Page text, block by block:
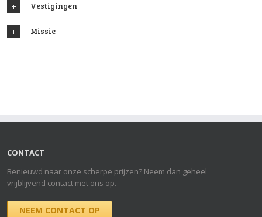
Vestigingen
Missie
CONTACT
Benieuwd naar onze scherpe prijzen? Neem dan geheel
vrijblijvend contact met ons op.
NEEM CONTACT OP